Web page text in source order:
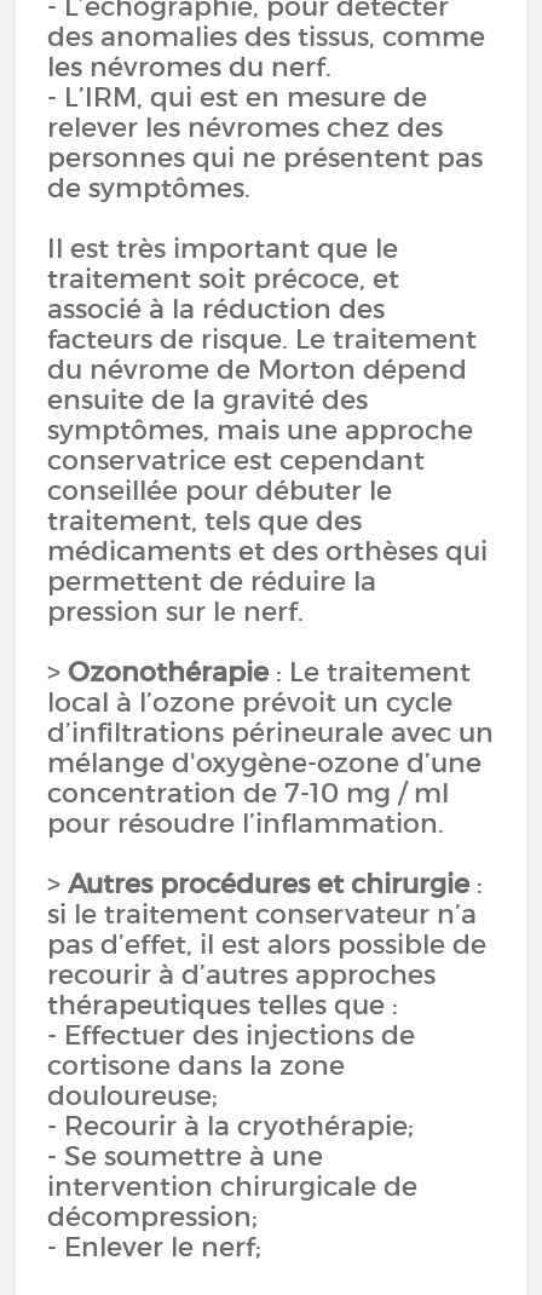
des anomalies des tissus, comme
les névromes du nerf.
- L’IRM, qui est en mesure de
relever les névromes chez des
personnes qui ne présentent pas
de symptômes.
Il est très important que le
traitement soit précoce, et
associé à la réduction des
facteurs de risque. Le traitement
du névrome de Morton dépend
ensuite de la gravité des
symptômes, mais une approche
conservatrice est cependant
conseillée pour débuter le
traitement, tels que des
médicaments et des orthèses qui
permettent de réduire la
pression sur le nerf.
>Ozonothérapie : Le traitement
local à l’ozone prévoit un cycle
d’infiltrations périneurale avec un
mélange d'oxygène-ozone d’une
concentration de 7-10 mg / ml
pour résoudre l’inflammation.
>Autres procédures et chirurgie :
si le traitement conservateur n’a
pas d’effet, il est alors possible de
recourir à d’autres approches
thérapeutiques telles que :
- Effectuer des injections de
cortisone dans la zone
douloureuse;
- Recourir à la cryothérapie;
- Se soumettre à une
intervention chirurgicale de
décompression;
- Enlever le nerf;